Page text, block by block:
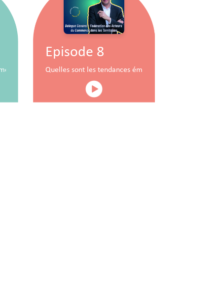
à travers la RSE
Episode 8
Quelles sont les tendances émergentes du commerce